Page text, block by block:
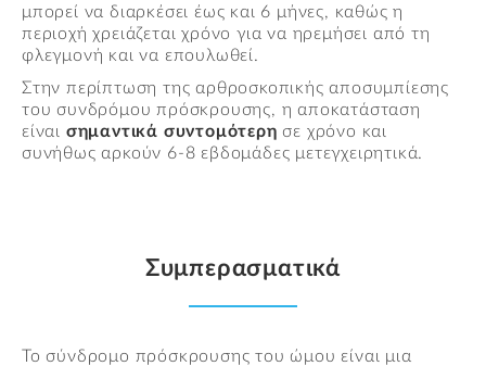
μπορεί να διαρκέσει έως και 6 μήνες, καθώς η
περιοχή χρειάζεται χρόνο για να ηρεμήσει από τη
φλεγμονή και να επουλωθεί.
Στην περίπτωση της αρθροσκοπικής αποσυμπίεσης
του συνδρόμου πρόσκρουσης, η αποκατάσταση
είναι σημαντικά συντομότερη σε χρόνο και
συνήθως αρκούν 6-8 εβδομάδες μετεγχειρητικά.
Συμπερασματικά
Το σύνδρομο πρόσκρουσης του ώμου είναι μια